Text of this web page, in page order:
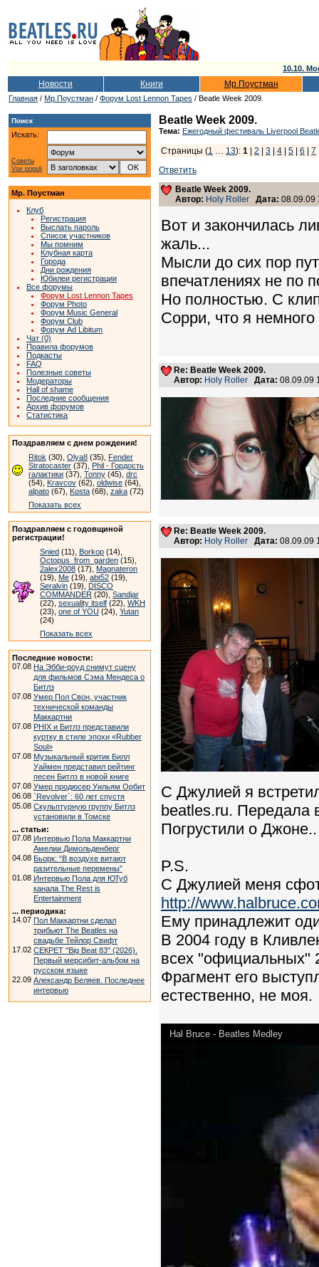
10.10.
Новости Книги Мр.Поустман
Главная / Мр.Поустман / Форум Lost Lennon Tapes / Beatle Week 2009.
Поиск
Искать:
Советы
Vox populi
Мр. Поустман
Клуб
Регистрация
Выслать пароль
Список участников
Мы помним
Клубная карта
Города
Дни рождения
Юбилеи регистрации
Все форумы
Форум Lost Lennon Tapes
Форум Photo
Форум Music General
Форум Club
Форум Ad Libitum
Чат (0)
Правила форумов
Подкасты
FAQ
Полезные советы
Модераторы
Hall of shame
Последние сообщения
Архив форумов
Статистика
Поздравляем с днем рождения!
Ritok (30), Olya8 (35), Fender
Stratocaster (37), Phil - Гордость
галактики (37), Tonny (45), drc
(54), Kravcov (62), oldwise (64),
alpato (67), Kosta (68), zaka (72)
Показать всех
Поздравляем с годовщиной
регистрации!
Snied (11), Borkop (14),
Octopus_from_garden (15),
2alex2008 (17), Magnateron
(19), Me (19), abt52 (19),
Seralvin (19), DISCO
COMMANDER (20), Sandjar
(22), sexuality itself (22), WKH
(23), one of YOU (24), Yutan
(24)
Показать всех
Последние новости:
07.08 На Эбби-роуд снимут сцену
для фильмов Сэма Мендеса о
Битлз
07.08 Умер Пол Свон, участник
технической команды
Маккартни
07.08 PHIX и Битлз представили
куртку в стиле эпохи «Rubber
Soul»
07.08 Музыкальный критик Билл
Уаймен представил рейтинг
песен Битлз в новой книге
07.08 Умер продюсер Уильям Орбит
06.08 `Revolver`: 60 лет спустя
05.08 Скульптурную группу Битлз
установили в Томске
... статьи:
07.08 Интервью Пола Маккартни
Амелии Димольденберг
04.08 Бьорк: “В воздухе витают
разительные перемены”
01.08 Интервью Пола для ЮТуб
канала The Rest is
Entertainment
... периодика:
14.07 Пол Маккартни сделал
трибьют The Beatles на
свадьбе Тейлор Свифт
17.02 СЕКРЕТ "Big Beat 83" (2026).
Первый мерсибит-альбом на
русском языке
22.09 Александр Беляев. Последнее
интервью
Beatle Week 2009.
Тема: Ежегодный фестиваль Liverpool
Страницы (1 … 13): 1 2 3 4 5 6 7
Ответить
Beatle Week 2009.
Автор: Holy Roller Дата: 08.09.09
Вот и закончилась
жаль...
Мысли до сих пор
впечатлениях не по
Но полностью. С
Сорри, что я
Re: Beatle Week 2009.
Автор: Holy Roller Дата:
Re: Beatle Week 2009.
Автор: Holy Roller Дата: 08.09.09
С Джулией я
beatles.ru. Передала
Погрустили о
P.S.
С Джулией меня
http://
Ему принадлежит
В 2004 году в
всех "официальных"
Фрагмент его
естественно, не моя.
Hal Bruce - Beatles Medley